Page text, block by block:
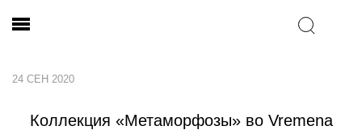
24 СЕН 2020
Коллекция «Метаморфозы» во Vremena